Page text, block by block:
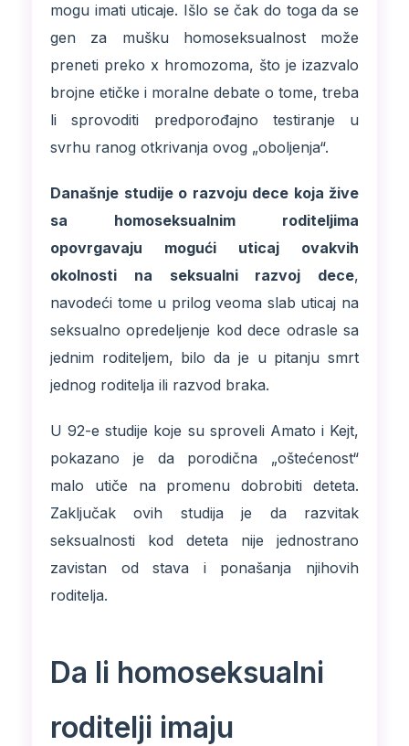
mogu imati uticaje. Išlo se čak do toga da se
gen za mušku homoseksualnost može
preneti preko x hromozoma, što je izazvalo
brojne etičke i moralne debate o tome, treba
li sprovoditi predporođajno testiranje u
svrhu ranog otkrivanja ovog „oboljenja“.
Današnje studije o razvoju dece koja žive
sa homoseksualnim roditeljima
opovrgavaju mogući uticaj ovakvih
okolnosti na seksualni razvoj dece,
navodeći tome u prilog veoma slab uticaj na
seksualno opredeljenje kod dece odrasle sa
jednim roditeljem, bilo da je u pitanju smrt
jednog roditelja ili razvod braka.
U 92-e studije koje su sproveli Amato i Kejt,
pokazano je da porodična „oštećenost“
malo utiče na promenu dobrobiti deteta.
Zaključak ovih studija je da razvitak
seksualnosti kod deteta nije jednostrano
zavistan od stava i ponašanja njihovih
roditelja.
Da li homoseksualni
roditelji imaju